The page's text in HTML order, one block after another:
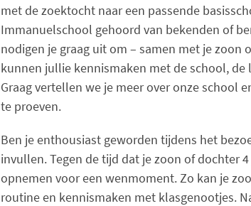
met de zoektocht naar een passende
Immanuelschool gehoord van bekenden of
nodigen je graag uit om – samen met je zoon
kunnen jullie kennismaken met de school,
Graag vertellen we je meer over onze school
te proeven.
Ben je enthousiast geworden tijdens het
invullen. Tegen de tijd dat je zoon of dochter
opnemen voor een wenmoment. Zo kan je
routine en kennismaken met klasgenootjes.